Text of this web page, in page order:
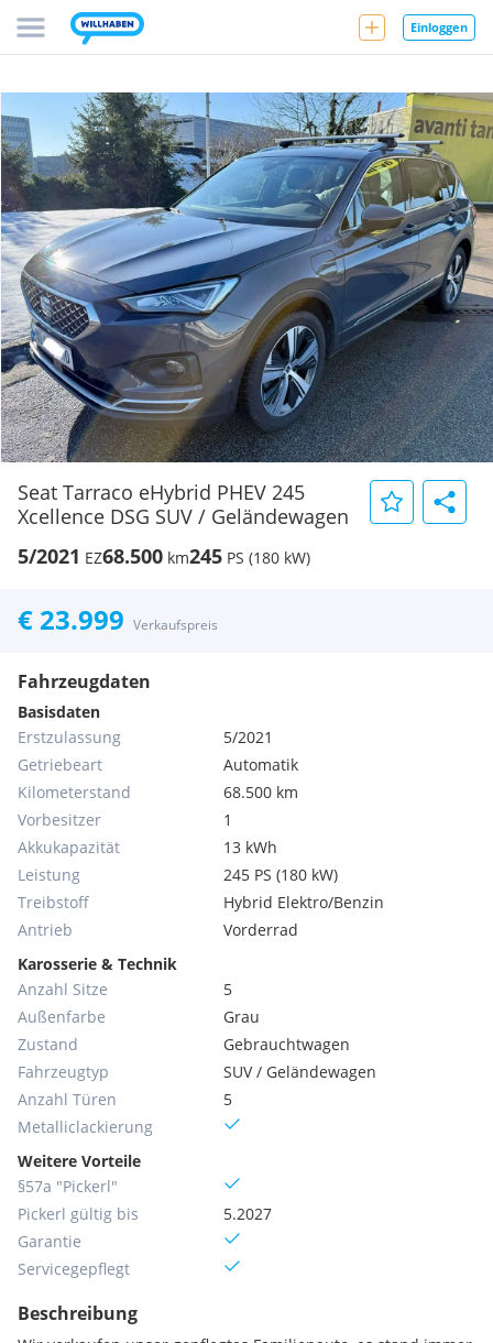
Einloggen
Seat Tarraco eHybrid PHEV 245
Xcellence DSG SUV / Geländewagen
5/2021 EZ68.500 km245 PS (180 kW)
€ 23.999 Verkaufspreis
Fahrzeugdaten
Basisdaten
Erstzulassung
5/2021
Getriebeart
Automatik
Kilometerstand
68.500 km
Vorbesitzer
1
Akkukapazität
13 kWh
Leistung
245 PS (180 kW)
Treibstoff
Hybrid Elektro/Benzin
Antrieb
Vorderrad
Karosserie & Technik
Anzahl Sitze
5
Außenfarbe
Grau
Zustand
Gebrauchtwagen
Fahrzeugtyp
SUV / Geländewagen
Anzahl Türen
5
Metallic­lackierung
Weitere Vorteile
§57a "Pickerl"
Pickerl gültig bis
5.2027
Garantie
Servicegepflegt
Beschreibung